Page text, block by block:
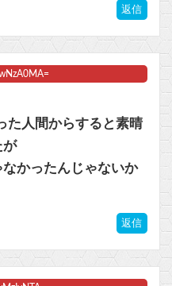
返信
た人間からすると素晴
が
かったんじゃないか
返信